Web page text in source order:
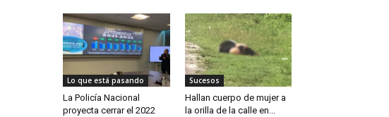
Lo que está pasando
La Policía Nacional
proyecta cerrar el 2022
Sucesos
Hallan cuerpo de mujer a
la orilla de la calle en...